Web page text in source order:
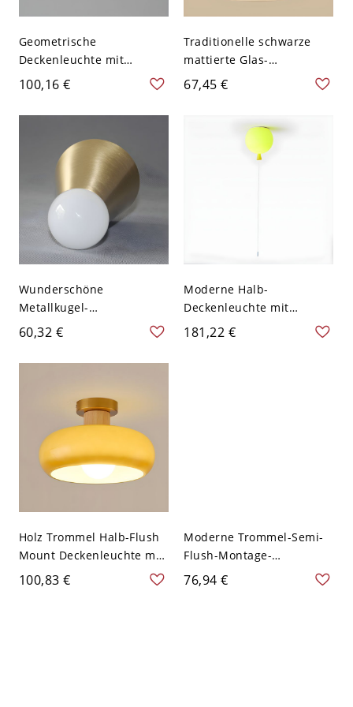
Geometrische
Deckenleuchte mit
weißem Glasschirm für
moderne Wohnnutzung -
Gelb 110V-120V
100,16 €
Traditionelle schwarze
mattierte Glas-
Deckenleuchte - Ideal für
den Wohnbereich - 110V-
67,45 €
Wunderschöne
Metallkugel-
Deckenleuchte für
stilvolle moderne Häuser -
110V-120V 7,62 cm
60,32 €
Moderne Halb-
Deckenleuchte mit
Acrylschirm, 1-Licht, LED-
kompatibel - 20,32 cm
181,22 €
Holz Trommel Halb-Flush
Mount Deckenleuchte mit
weißem Schirm für
Schlafzimmer - Orange
100,83 €
Moderne Trommel-Semi-
Flush-Montage-
Deckenleuchte mit
Glasschirm - 1 Licht - Gelb
76,94 €